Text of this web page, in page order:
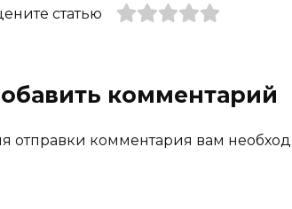
статью
комментарий
отправки комментария вам